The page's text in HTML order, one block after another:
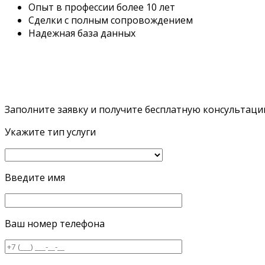
Опыт в профессии более 10 лет
Сделки с полным сопровождением
Надежная база данных
Заполните заявку и получите бесплатную
Укажите тип услуги
Введите имя
Ваш номер телефона